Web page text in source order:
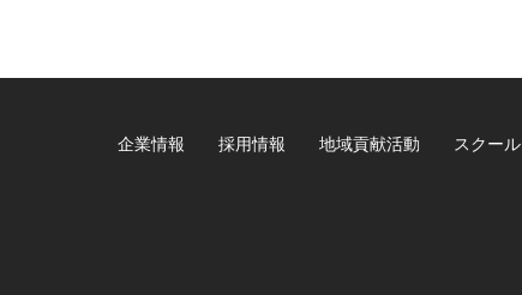
企業情報 採用情報 地域貢献活動 スクール